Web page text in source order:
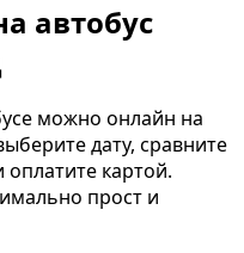
автобус
можно онлайн на
дату, сравните
картой.
прост и